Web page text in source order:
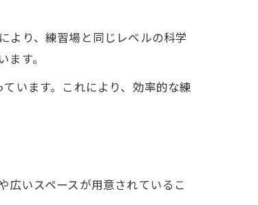
より、練習場と同じレベルの科学
す。
います。これにより、効率的な練
広いスペースが用意されているこ